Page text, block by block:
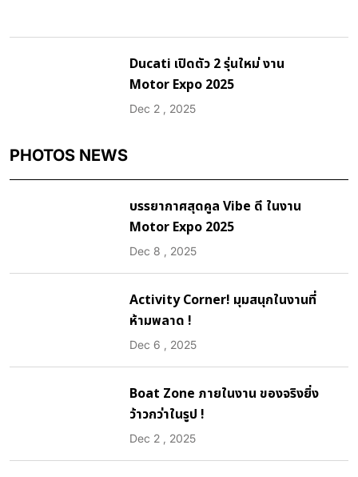
Ducati เปิดตัว 2 รุ่นใหม่ งาน
Motor Expo 2025
Dec 2 , 2025
PHOTOS NEWS
บรรยากาศสุดคูล Vibe ดี ในงาน
Motor Expo 2025
Dec 8 , 2025
Activity Corner! มุมสนุกในงานที่
ห้ามพลาด !
Dec 6 , 2025
Boat Zone ภายในงาน ของจริงยิ่ง
ว้าวกว่าในรูป !
Dec 2 , 2025